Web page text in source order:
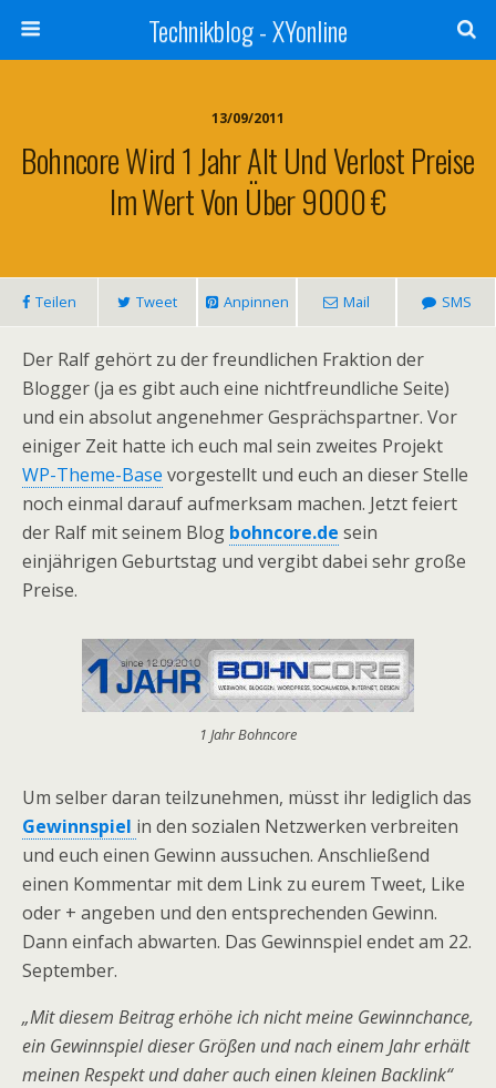
Technikblog - XYonline
13/09/2011
Bohncore Wird 1 Jahr Alt Und Verlost Preise
Im Wert Von Über 9000 €
Teilen Tweet Anpinnen Mail SMS
Der Ralf gehört zu der freundlichen Fraktion der
Blogger (ja es gibt auch eine nichtfreundliche Seite)
und ein absolut angenehmer Gesprächspartner. Vor
einiger Zeit hatte ich euch mal sein zweites Projekt
WP-Theme-Base vorgestellt und euch an dieser Stelle
noch einmal darauf aufmerksam machen. Jetzt feiert
der Ralf mit seinem Blog bohncore.de sein
einjährigen Geburtstag und vergibt dabei sehr große
Preise.
1 Jahr Bohncore
Um selber daran teilzunehmen, müsst ihr lediglich das
Gewinnspiel in den sozialen Netzwerken verbreiten
und euch einen Gewinn aussuchen. Anschließend
einen Kommentar mit dem Link zu eurem Tweet, Like
oder + angeben und den entsprechenden Gewinn.
Dann einfach abwarten. Das Gewinnspiel endet am 22.
September.
„Mit diesem Beitrag erhöhe ich nicht meine Gewinnchance,
ein Gewinnspiel dieser Größen und nach einem Jahr erhält
meinen Respekt und daher auch einen kleinen Backlink“